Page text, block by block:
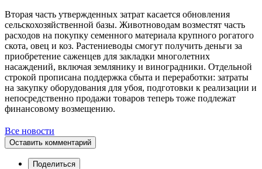
Вторая часть утвержденных затрат касается обновления
сельскохозяйственной базы. Животноводам возместят часть
расходов на покупку семенного материала крупного рогатого
скота, овец и коз. Растениеводы смогут получить деньги за
приобретение саженцев для закладки многолетних
насаждений, включая землянику и виноградники. Отдельной
строкой прописана поддержка сбыта и переработки: затраты
на закупку оборудования для убоя, подготовки к реализации и
непосредственно продажи товаров теперь тоже подлежат
финансовому возмещению.
Все новости
Оставить комментарий
Поделиться